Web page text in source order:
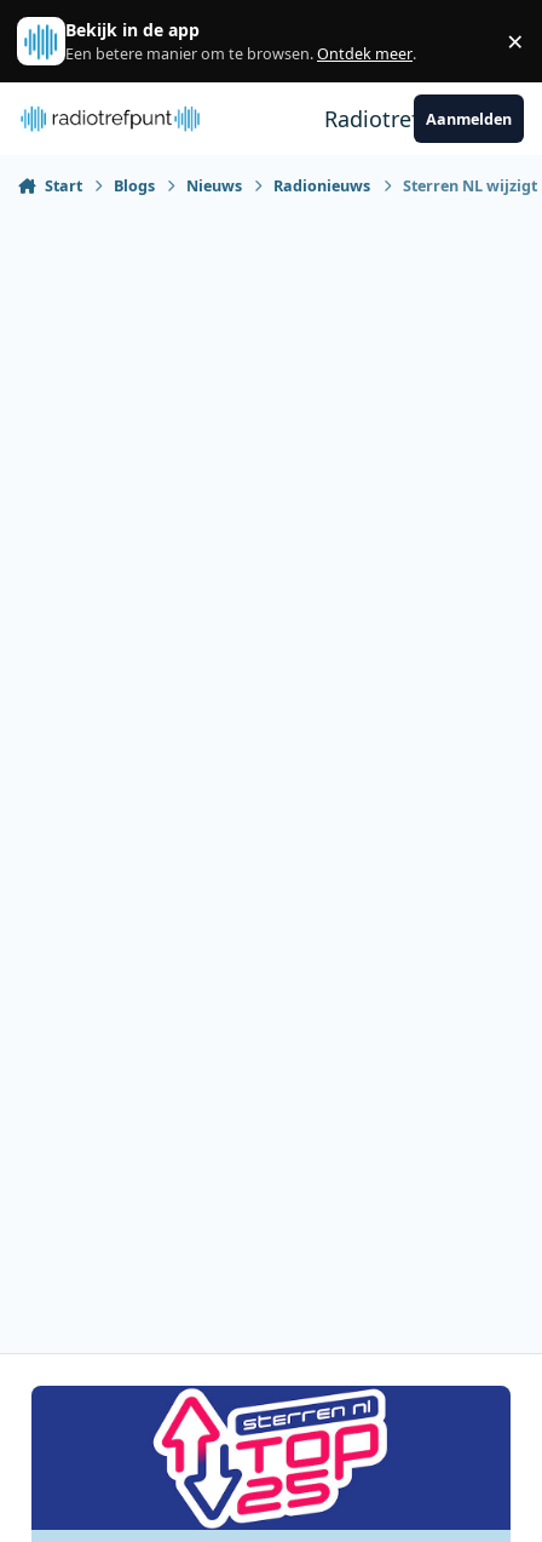
Spring naar bijdragen
Bekijk in de app
Een betere manier om te browsen.Ontdek meer. ×
RadiotrefpuntAanmelden
Start Blogs Nieuws Radionieuws Sterren NL wijzigt